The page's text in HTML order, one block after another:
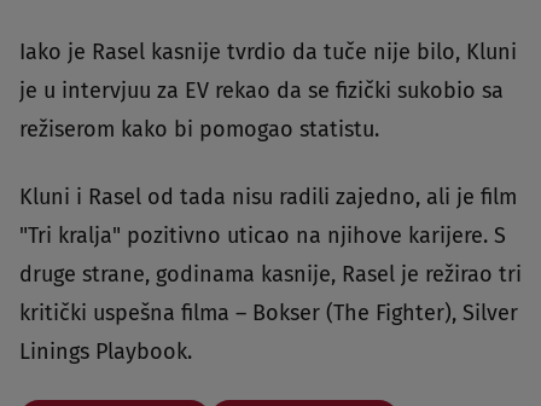
Iako je Rasel kasnije tvrdio da tuče nije bilo, Kluni
je u intervjuu za EV rekao da se fizički sukobio sa
režiserom kako bi pomogao statistu.
Kluni i Rasel od tada nisu radili zajedno, ali je film
"Tri kralja" pozitivno uticao na njihove karijere. S
druge strane, godinama kasnije, Rasel je režirao tri
kritički uspešna filma – Bokser (The Fighter), Silver
Linings Playbook.